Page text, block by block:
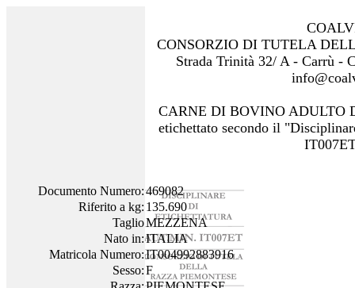
CONSORZIO DI TUTELA
Strada Trinità 32/ A - Carrù -
CARNE DI BOVINO ADULTO
etichettato secondo il
Documento Numero:469082
Riferito a kg: 135.690
TaglioMEZZENA
Nato in:ITALIA
Matricola Numero:IT004992883916
Sesso:F